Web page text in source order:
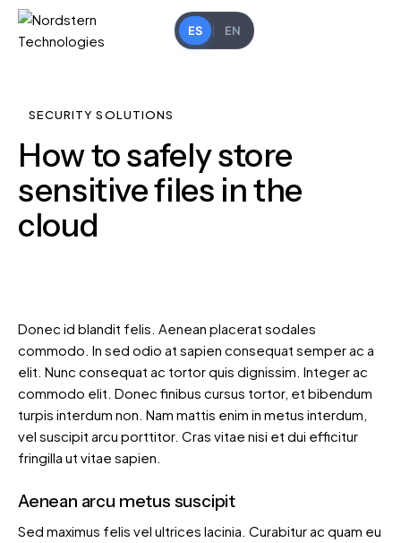
ES EN
SECURITY SOLUTIONS
How to safely store
sensitive files in the
cloud
Donec id blandit felis. Aenean placerat sodales
commodo. In sed odio at sapien consequat semper ac a
elit. Nunc consequat ac tortor quis dignissim. Integer ac
commodo elit. Donec finibus cursus tortor, et bibendum
turpis interdum non. Nam mattis enim in metus interdum,
vel suscipit arcu porttitor. Cras vitae nisi et dui efficitur
fringilla ut vitae sapien.
Aenean arcu metus suscipit
Sed maximus felis vel ultrices lacinia. Curabitur ac quam eu